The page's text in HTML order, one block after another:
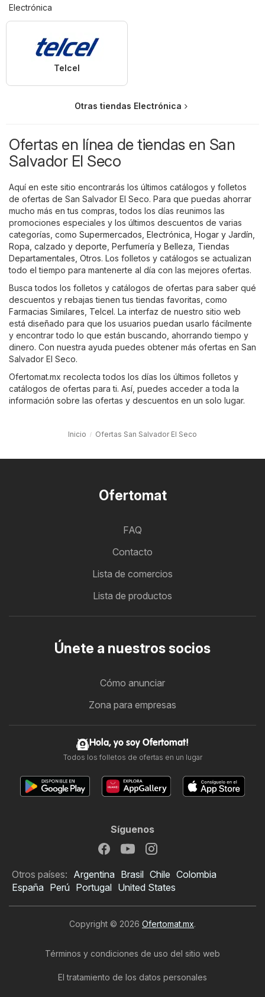
Electrónica
Telcel
Otras tiendas Electrónica
Ofertas en línea de tiendas en San
Salvador El Seco
Aquí en este sitio encontrarás los últimos catálogos y folletos
de ofertas de San Salvador El Seco. Para que puedas ahorrar
mucho más en tus compras, todos los días reunimos las
promociones especiales y los últimos descuentos de varias
categorías, como Supermercados Electrónica Hogar y Jardín
Ropa, calzado y deporte Perfumería y Belleza Tiendas
Departamentales Otros. Los folletos y catálogos se actualizan
todo el tiempo para mantenerte al día con las mejores ofertas.
Busca todos los folletos y catálogos de ofertas para saber qué
descuentos y rebajas tienen tus tiendas favoritas, como
Farmacias Similares Telcel. La interfaz de nuestro sitio web
está diseñado para que los usuarios puedan usarlo fácilmente
y encontrar todo lo que están buscando, ahorrando tiempo y
dinero. Con nuestra ayuda puedes obtener más ofertas en San
Salvador El Seco.
Ofertomat.mx recolecta todos los días los últimos folletos y
catálogos de ofertas para ti. Así, puedes acceder a toda la
información sobre las ofertas y descuentos en un solo lugar.
Inicio Ofertas San Salvador El Seco
Ofertomat
FAQ
Contacto
Lista de comercios
Lista de productos
Únete a nuestros socios
Cómo anunciar
Zona para empresas
Hola, yo soy Ofertomat!
Todos los folletos de ofertas en un lugar
Síguenos
Otros países: Argentina Brasil Chile Colombia
España Perú Portugal United States
Copyright © 2026 Ofertomat.mx.
Términos y condiciones de uso del sitio web
El tratamiento de los datos personales